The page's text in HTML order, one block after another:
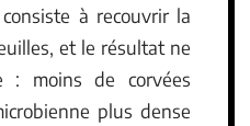
à recouvrir la
et le résultat ne
moins de corvées
plus dense